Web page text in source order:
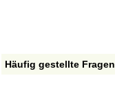
Häufig gestellte Fragen